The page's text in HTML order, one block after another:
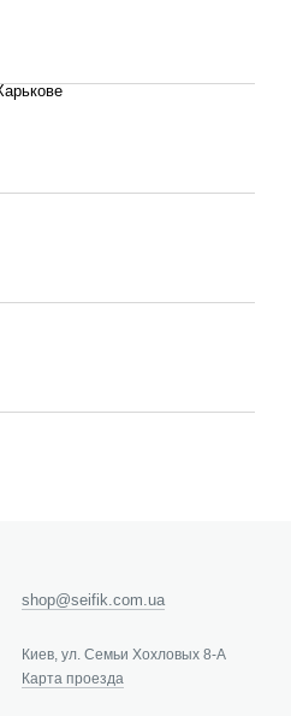
shop@seifik.com.ua
Киев, ул. Семьи Хохловых 8-А
Карта проезда